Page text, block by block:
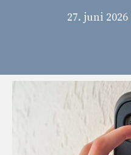
27. juni 2026